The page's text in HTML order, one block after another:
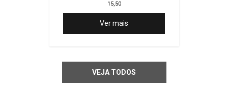
15,50
Ver mais
VEJA TODOS